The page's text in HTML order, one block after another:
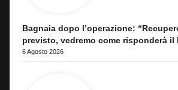
Bagnaia dopo l’operazione:
previsto, vedremo come risponderà il
6 Agosto 2026